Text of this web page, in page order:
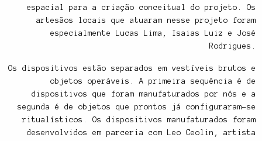
espacial para a criação conceitual do projeto. Os
artesãos locais que atuaram nesse projeto foram
especialmente Lucas Lima, Isaias Luiz e José
Rodrigues.
Os dispositivos estão separados em vestíveis brutos e
objetos operáveis. A primeira sequência é de
dispositivos que foram manufaturados por nós e a
segunda é de objetos que prontos já configuraram-se
ritualísticos. Os dispositivos manufaturados foram
desenvolvidos em parceria com Leo Ceolin, artista